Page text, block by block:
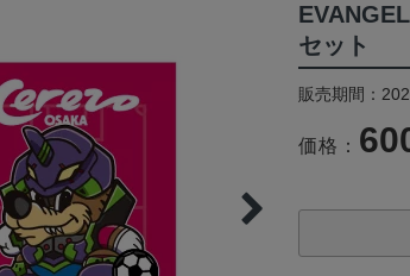
セット
販売期間：
価格：